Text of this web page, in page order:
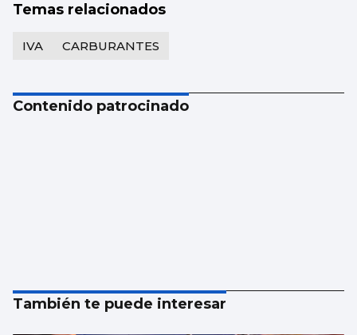
Temas relacionados
IVA CARBURANTES
Contenido patrocinado
También te puede interesar